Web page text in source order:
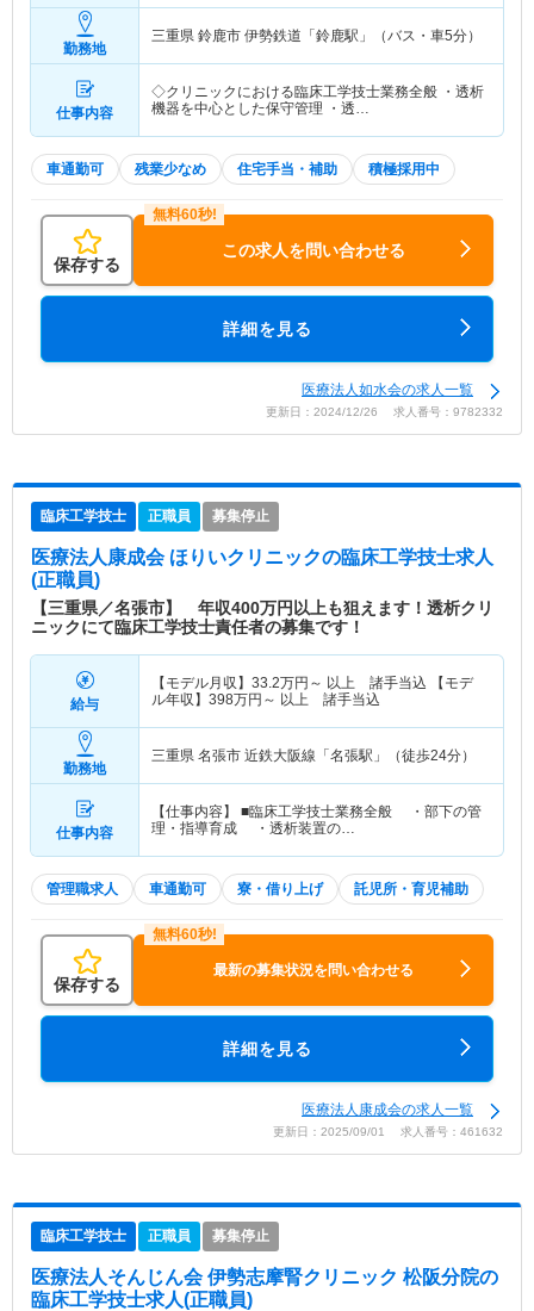
勤務地
三重県 鈴鹿市 伊勢鉄道「鈴鹿駅」（バス・車5分）
仕事内容
◇クリニックにおける臨床工学技士業務全般 ・透析
機器を中心とした保守管理 ・透…
車通勤可 残業少なめ 住宅手当・補助 積極採用中
保存する
この求人を問い合わせる
詳細を見る
医療法人如水会の求人一覧
更新日：2024/12/26 求人番号：9782332
臨床工学技士 正職員 募集停止
医療法人康成会 ほりいクリニックの臨床工学技士求人
(正職員)
【三重県／名張市】 年収400万円以上も狙えます！透析クリ
ニックにて臨床工学技士責任者の募集です！
給与
【モデル月収】 33.2万円～ 以上 諸手当込 【モデ
ル年収】 398万円～ 以上 諸手当込
勤務地
三重県 名張市 近鉄大阪線「名張駅」（徒歩24分）
仕事内容
【仕事内容】 ■臨床工学技士業務全般 ・部下の管
理・指導育成 ・透析装置の…
管理職求人 車通勤可 寮・借り上げ 託児所・育児補助
保存する
最新の募集状況を問い合わせる
詳細を見る
医療法人康成会の求人一覧
更新日：2025/09/01 求人番号：461632
臨床工学技士 正職員 募集停止
医療法人そんじん会 伊勢志摩腎クリニック 松阪分院の
臨床工学技士求人(正職員)